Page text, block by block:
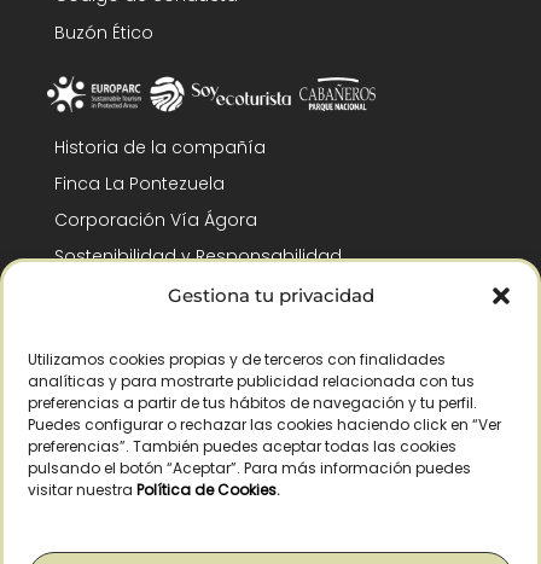
Gestiona tu privacidad
Utilizamos cookies propias y de terceros con finalidades
analíticas y para mostrarte publicidad relacionada con tus
preferencias a partir de tus hábitos de navegación y tu perfil.
Puedes configurar o rechazar las cookies haciendo click en “Ver
preferencias”. También puedes aceptar todas las cookies
pulsando el botón “Aceptar”. Para más información puedes
visitar nuestra Política de Cookies.
Buzón Ético
Historia de la compañía
Finca La Pontezuela
Corporación Vía Ágora
Sostenibilidad y Responsabilidad
RSC y Fundación Gómez-Pintado
Reconocimientos
|Aviso legal|Política de privacidad|Política de cookies|Derecho de